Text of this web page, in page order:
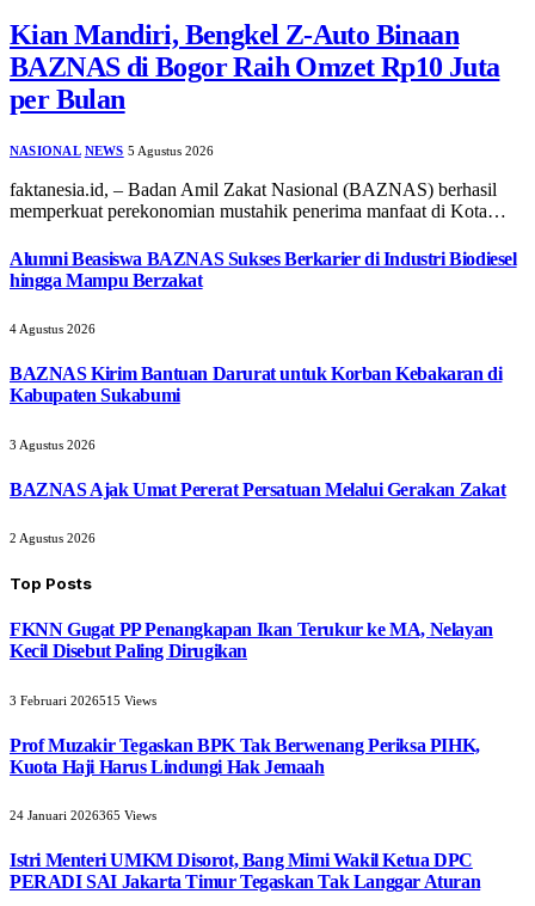
Kian Mandiri, Bengkel Z-Auto Binaan
BAZNAS di Bogor Raih Omzet Rp10 Juta
per Bulan
NASIONAL NEWS 5 Agustus 2026
faktanesia.id, – ​Badan Amil Zakat Nasional (BAZNAS) berhasil
memperkuat perekonomian mustahik penerima manfaat di Kota…
Alumni Beasiswa BAZNAS Sukses Berkarier di Industri Biodiesel
hingga Mampu Berzakat
4 Agustus 2026
BAZNAS Kirim Bantuan Darurat untuk Korban Kebakaran di
Kabupaten Sukabumi
3 Agustus 2026
BAZNAS Ajak Umat Pererat Persatuan Melalui Gerakan Zakat
2 Agustus 2026
Top Posts
FKNN Gugat PP Penangkapan Ikan Terukur ke MA, Nelayan
Kecil Disebut Paling Dirugikan
3 Februari 2026515 Views
Prof Muzakir Tegaskan BPK Tak Berwenang Periksa PIHK,
Kuota Haji Harus Lindungi Hak Jemaah
24 Januari 2026365 Views
Istri Menteri UMKM Disorot, Bang Mimi Wakil Ketua DPC
PERADI SAI Jakarta Timur Tegaskan Tak Langgar Aturan